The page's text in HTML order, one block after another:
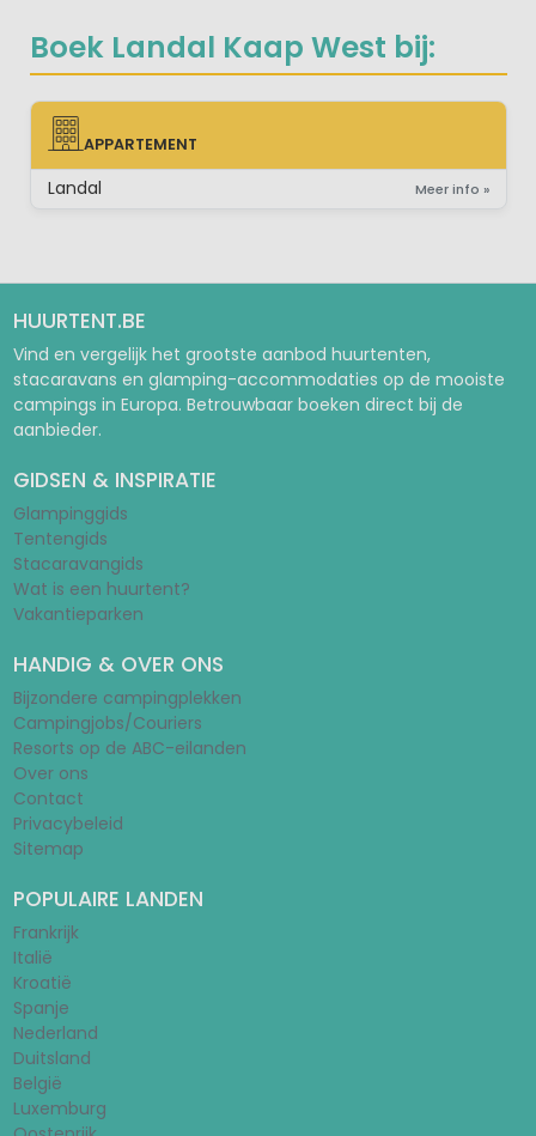
Boek Landal Kaap West bij:
APPARTEMENT
APPARTEMENT
Landal Meer info »
HUURTENT.BE
Vind en vergelijk het grootste aanbod huurtenten,
stacaravans en glamping-accommodaties op de mooiste
campings in Europa. Betrouwbaar boeken direct bij de
aanbieder.
GIDSEN & INSPIRATIE
Glampinggids
Tentengids
Stacaravangids
Wat is een huurtent?
Vakantieparken
HANDIG & OVER ONS
Bijzondere campingplekken
Campingjobs/Couriers
Resorts op de ABC-eilanden
Over ons
Contact
Privacybeleid
Sitemap
POPULAIRE LANDEN
Frankrijk
Italië
Kroatië
Spanje
Nederland
Duitsland
België
Luxemburg